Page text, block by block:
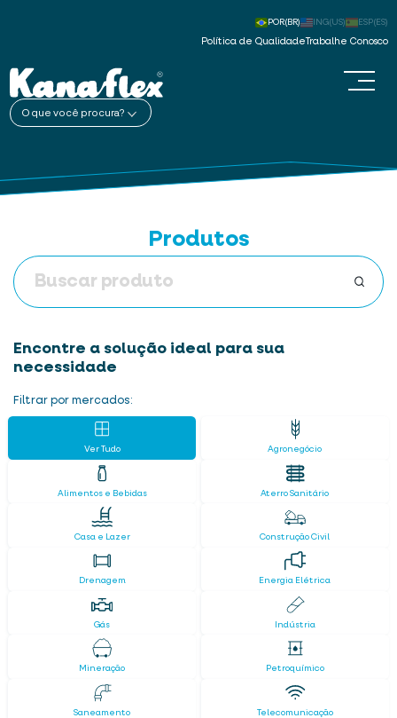
Política de Qualidade Trabalhe Conosco
POR(BR) ING(US) ESP(ES)
O que você procura?
Produtos
Encontre a solução ideal para sua
necessidade
Filtrar por mercados:
Ver Tudo Agronegócio
Alimentos e Bebidas Aterro Sanitário
Casa e Lazer Construção Civil
Drenagem Energia Elétrica
Gás Indústria
Mineração Petroquímico
Saneamento Telecomunicação